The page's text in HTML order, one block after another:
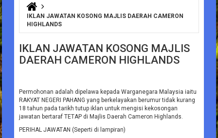
You are here
IKLAN JAWATAN KOSONG MAJLIS DAERAH CAMERON
HIGHLANDS
IKLAN JAWATAN KOSONG MAJLIS
DAERAH CAMERON HIGHLANDS
Permohonan adalah dipelawa kepada Warganegara Malaysia iaitu
RAKYAT NEGERI PAHANG yang berkelayakan berumur tidak kurang
18 tahun pada tarikh tutup iklan untuk mengisi kekosongan
jawatan bertaraf TETAP di Majlis Daerah Cameron Highlands.
PERIHAL JAWATAN (Seperti di lampiran)